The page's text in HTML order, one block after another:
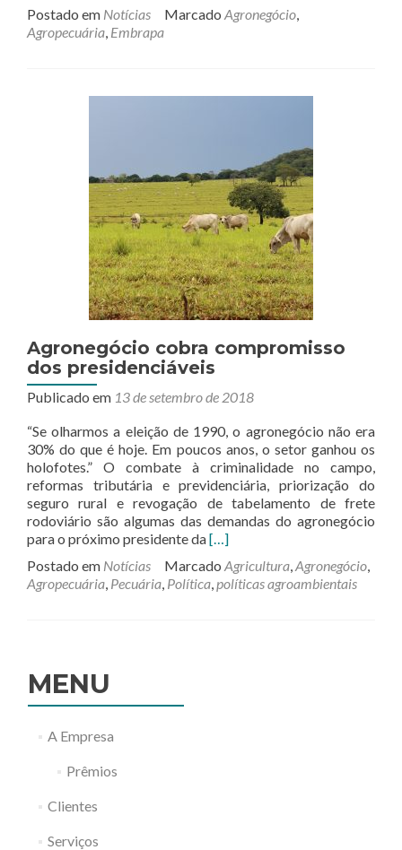
Postado em Notícias Marcado Agronegócio,
Agropecuária, Embrapa
Agronegócio cobra compromisso
dos presidenciáveis
Publicado em 13 de setembro de 2018
“Se olharmos a eleição de 1990, o agronegócio não era
30% do que é hoje. Em poucos anos, o setor ganhou os
holofotes.” O combate à criminalidade no campo,
reformas tributária e previdenciária, priorização do
seguro rural e revogação de tabelamento de frete
rodoviário são algumas das demandas do agronegócio
para o próximo presidente daLeia
sobreAgronegócio
cobra
[…]
Postado em Notícias Marcado Agricultura,Agronegócio,
Agropecuária, Pecuária, Política,políticas agroambientais
MENU
A Empresa
Prêmios
Clientes
Serviços